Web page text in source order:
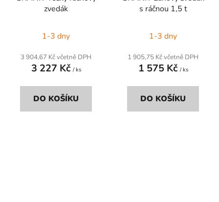
zvedák
1-3 dny
3 904,67 Kč včetně DPH
3 227 Kč / ks
DO KOŠÍKU
s ráčnou 1,5 t
1-3 dny
1 905,75 Kč včetně DPH
1 575 Kč / ks
DO KOŠÍKU